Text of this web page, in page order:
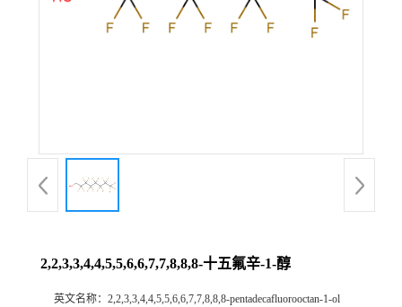
2,2,3,3,4,4,5,5,6,6,7,7,8,8,8-十五氟辛-1-醇
英文名称： 2,2,3,3,4,4,5,5,6,6,7,7,8,8,8-pentadecafluorooctan-1-ol